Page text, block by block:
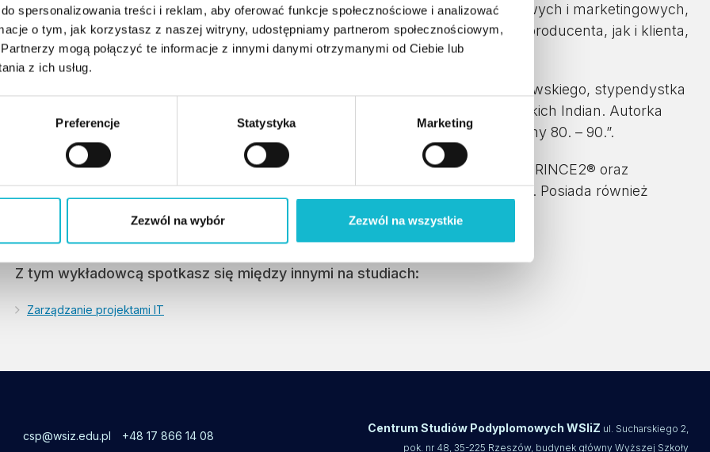
spersonalizowania treści i reklam, aby oferować funkcje społecznościowe i analizować
o tym, jak korzystasz z naszej witryny, udostępniamy partnerom społecznościowym,
mogą połączyć te informacje z innymi danymi otrzymanymi od Ciebie lub
z ich usług.
Preferencje Statystyka Marketing
Zezwól na wybór Zezwól na wszystkie
indywidualnych klientów – z sukcesem zrealizowała wiele projektów reklamowych i marketingowych,
charakteryzujących się dużym poziomem ryzyka i zmian – zarówno z pozycji producenta, jak i klienta,
pełniąc role Product Managera w firmie Johnson & Johnson.
Absolwentka Wydziału Geografii i Studiów Regionalnych Uniwersytetu Warszawskiego, stypendystka
Uniwersytetu Panamskiego. Prowadziła projekt badawczy dotyczący panamskich Indian. Autorka
kilku książek – najnowsza to „Transformersi. Superbohaterowie polskiej reklamy 80. – 90.”.
Głównym obszarem jej zainteresowań jest zarządzanie projektami metodyką PRINCE2® oraz
prowadzenie szkoleń z zakresu PRINCE2® Foundation i PRINCE2® Practitioner. Posiada również
certyfikat AgilePM® Foundation.
Z tym wykładowcą spotkasz się między innymi na studiach:
Zarządzanie projektami IT
csp@wsiz.edu.pl +48 17 866 14 08
Centrum Studiów Podyplomowych WSIiZ ul. Sucharskiego 2,
pok. nr 48, 35-225 Rzeszów, budynek główny Wyższej Szkoły